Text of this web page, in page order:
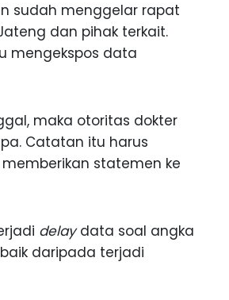
sudah menggelar rapat
dan pihak terkait.
mengekspos data
maka otoritas dokter
Catatan itu harus
statemen ke
delaydata soal angka
daripada terjadi